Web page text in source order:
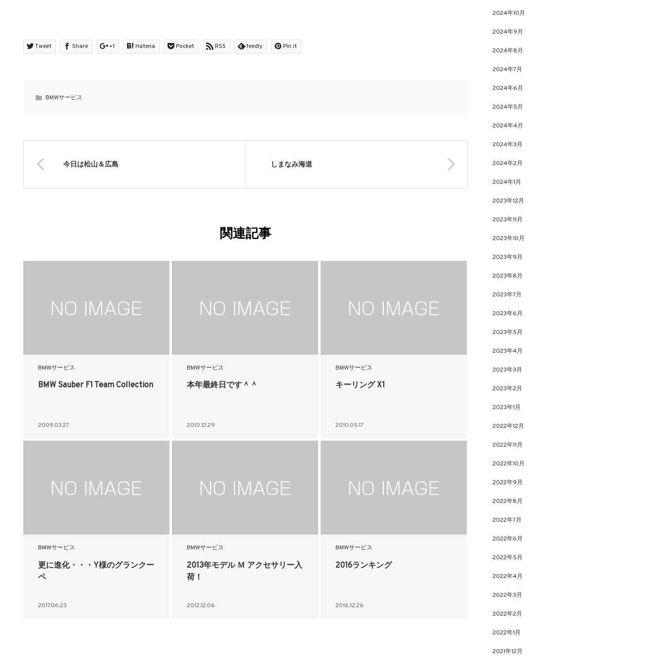
Tweet Share +1 Hatena Pocket RSS feedly Pin it
BMWサービス
今日は松山＆広島 しまなみ海道
関連記事
BMWサービス
BMW Sauber F1 Team Collection
2009.03.27
BMWサービス
本年最終日です＾＾
2010.12.29
BMWサービス
キーリング X1
2010.05.17
BMWサービス
更に進化・・・Y様のグランクー
ペ
2017.06.23
BMWサービス
2013年モデル Ｍ アクセサリー入
荷！
2012.12.06
BMWサービス
2016ランキング
2016.12.26
2024年10月
2024年9月
2024年8月
2024年7月
2024年6月
2024年5月
2024年4月
2024年3月
2024年2月
2024年1月
2023年12月
2023年11月
2023年10月
2023年9月
2023年8月
2023年7月
2023年6月
2023年5月
2023年4月
2023年3月
2023年2月
2023年1月
2022年12月
2022年11月
2022年10月
2022年9月
2022年8月
2022年7月
2022年6月
2022年5月
2022年4月
2022年3月
2022年2月
2022年1月
2021年12月